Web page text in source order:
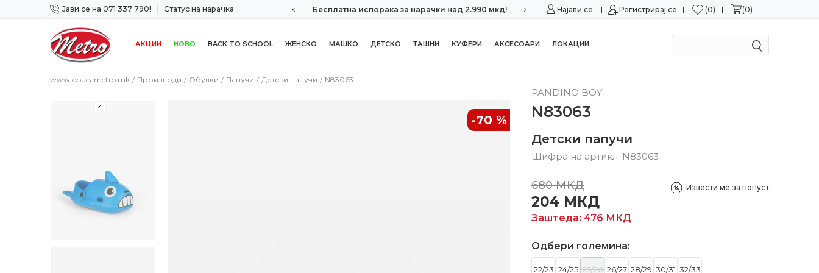
Јави се на 071 337 790! Статус на нарачка
Сигурно плаќање со платежна картичка! Бесплатна испорака за нарачки над 2.990 мкд! Можност за замена во рок од 15 дена!
Најави се Регистрирај се 0 0
АКЦИИ НОВО BACK TO SCHOOL ЖЕНСКО МАШКО ДЕТСКО ТАШНИ КУФЕРИ АКСЕСОАРИ ЛОКАЦИИ
www.obucametro.mk Производи Обувки Папучи Детски папучи N83063
-70 %
PANDINO BOY
N83063
Детски папучи
Шифра на артикл: N83063
680 МКД
204 МКД
Заштеда: 476 МКД
Извести ме за попуст
Одбери големина:
22/23 24/25 25/26 26/27 28/29 30/31 32/33